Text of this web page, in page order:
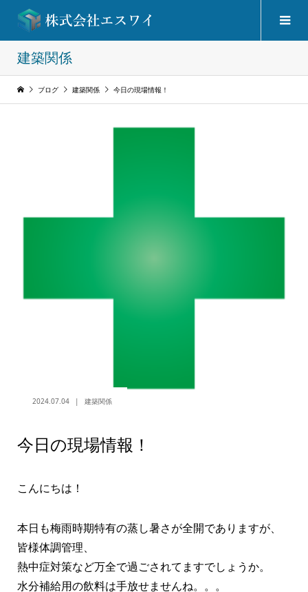
建築関係
ブログ 建築関係 今日の現場情報！
2024.07.04 建築関係
今日の現場情報！
こんにちは！
本日も梅雨時期特有の蒸し暑さが全開でありますが、
皆様体調管理、
熱中症対策など万全で過ごされてますでしょうか。
水分補給用の飲料は手放せませんね。。。